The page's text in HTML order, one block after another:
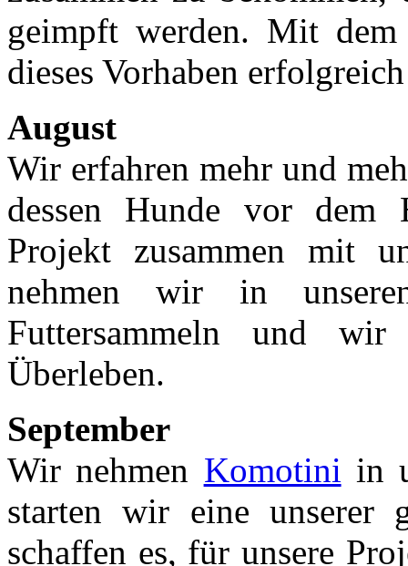
geimpft werden. Mit
dieses Vorhaben
August
Wir erfahren mehr und
dessen Hunde vor dem
Projekt zusammen mit
nehmen wir in
Futtersammeln und
Überleben.
September
Wir nehmen Komotini in
starten wir eine unserer
schaffen es, für unsere